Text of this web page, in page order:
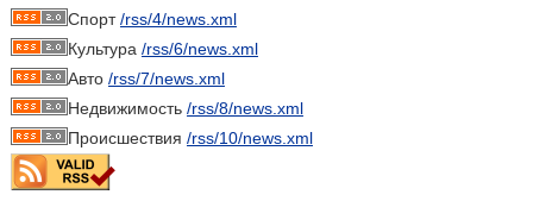
Спорт/rss/4/news.xml
Культура /rss/6/news.xml
Авто /rss/7/news.xml
Недвижимость /rss/8/news.xml
Происшествия /rss/10/news.xml